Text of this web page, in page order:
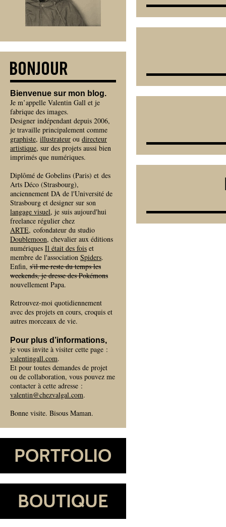
Bienvenue sur mon blog.
Je m’appelle Valentin Gall et je
fabrique des images.
Designer indépendant depuis 2006,
je travaille principalement comme
graphiste, illustrateur ou directeur
artistique, sur des projets aussi bien
imprimés que numériques.
Diplômé de Gobelins (Paris) et des
Arts Déco (Strasbourg),
anciennement DA de l'Université de
Strasbourg et designer sur son
langage visuel, je suis aujourd'hui
freelance régulier chez
ARTE, cofondateur du studio
Doublemoon, chevalier aux éditions
numériques Il était des fois et
membre de l'association Spiders.
Enfin, s'il me reste du temps les
weekends, je dresse des Pokémons
nouvellement Papa.
Retrouvez-moi quotidiennement
avec des projets en cours, croquis et
autres morceaux de vie.
Pour plus d’informations,
je vous invite à visiter cette page :
valentingall.com.
Et pour toutes demandes de projet
ou de collaboration, vous pouvez me
contacter à cette adresse :
valentin@chezvalgal.com.
Bonne visite. Bisous Maman.